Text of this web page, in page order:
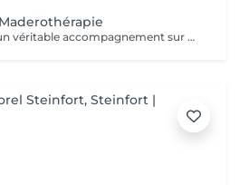
Nous vous proposons un véritable accompagnement sur mesure : diagnostic, conseils experts et protocoles personnalisés pour répondre à vos besoins et vos objectifs.